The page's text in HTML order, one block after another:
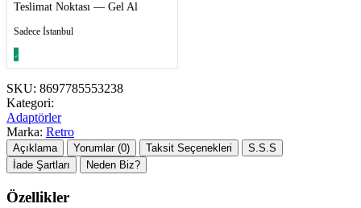
Teslimat Noktası — Gel Al
Sadece İstanbul
SKU: 8697785553238
Kategori:
Adaptörler
Marka: Retro
Açıklama Yorumlar (0) Taksit Seçenekleri
S.S.S
İade Şartları
Neden Biz?
Özellikler